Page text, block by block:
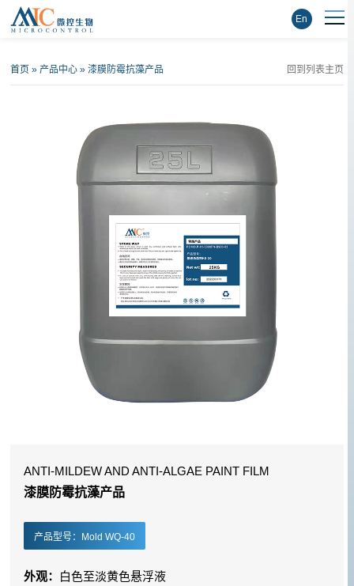
En
首页 »产品中心 »漆膜防霉抗藻产品 回到列表主页
ANTI-MILDEW AND ANTI-ALGAE PAINT FILM
漆膜防霉抗藻产品
产品型号：Mold WQ-40
外观：
白色至淡黄色悬浮液